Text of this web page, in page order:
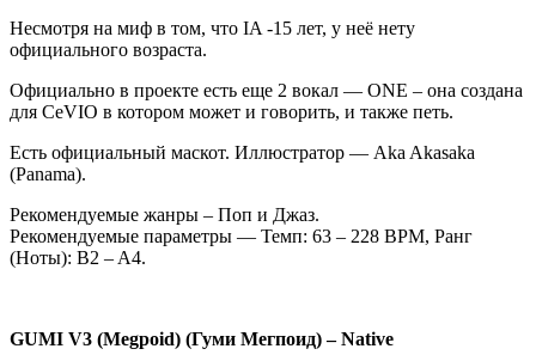
Несмотря на миф в том, что IA -15 лет, у неё нету
официального возраста.
Официально в проекте есть еще 2 вокал — ONE – она создана
для CeVIO в котором может и говорить, и также петь.
Есть официальный маскот. Иллюстратор — Aka Akasaka
(Panama).
Рекомендуемые жанры – Поп и Джаз.
Рекомендуемые параметры — Темп: 63 – 228 BPM, Ранг
(Ноты): B2 – A4.
GUMI V3 (Megpoid) (Гуми Мегпоид) – Native